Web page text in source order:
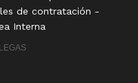
de contratación -
Interna